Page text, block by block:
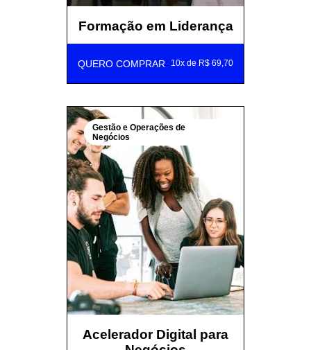
Formação em Liderança
QUERO COMPRAR 10x de R$ 69,70
Gestão e Operações de
Negócios
Acelerador Digital para